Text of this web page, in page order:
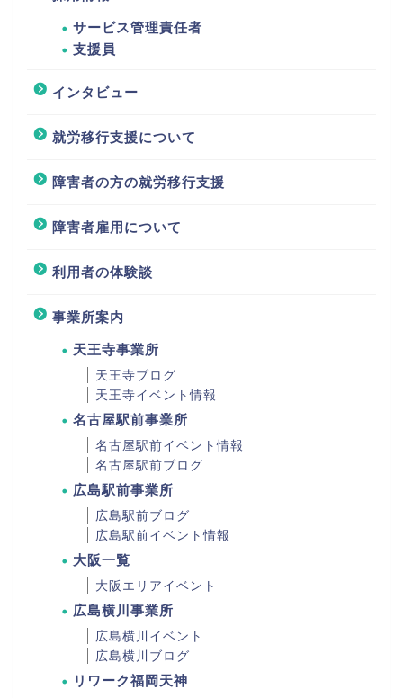
サービス管理責任者
支援員
インタビュー
就労移行支援について
障害者の方の就労移行支援
障害者雇用について
利用者の体験談
事業所案内
天王寺事業所
天王寺ブログ
天王寺イベント情報
名古屋駅前事業所
名古屋駅前イベント情報
名古屋駅前ブログ
広島駅前事業所
広島駅前ブログ
広島駅前イベント情報
大阪一覧
大阪エリアイベント
広島横川事業所
広島横川イベント
広島横川ブログ
リワーク福岡天神